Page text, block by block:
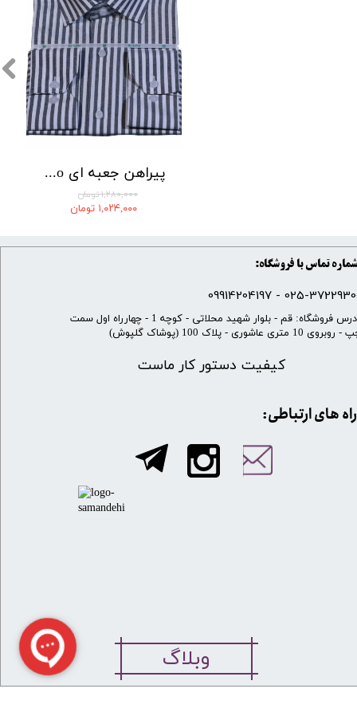
پیراهن جعبه ای By Lino کد 15042
۱,۲۸۰,۰۰۰ تومان
۱,۰۲۴,۰۰۰ تومان
شماره تماس با فروشگاه:
025-37229300 -
کیفیت دستور کار ماست
​آدرس فروشگاه: قم - بلوار شهید محلاتی - کوچه 1 - چهارراه اول سمت
10 متری عاشوری - پلاک 100 (پوشاک گلپوش)
​​راه های ارتباطی:
وبلاگ